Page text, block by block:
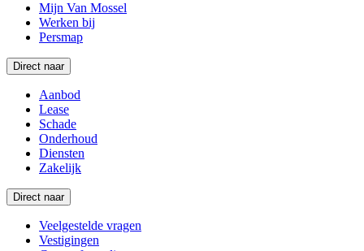
Mijn Van Mossel
Werken bij
Persmap
Direct naar
Aanbod
Lease
Schade
Onderhoud
Diensten
Zakelijk
Direct naar
Veelgestelde vragen
Vestigingen